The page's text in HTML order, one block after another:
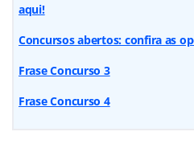
aqui!
Concursos abertos: confira as
Frase Concurso 3
Frase Concurso 4